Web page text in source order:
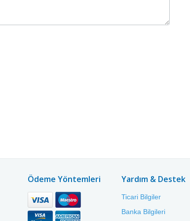
Ödeme Yöntemleri Yardım & Destek
Ticari Bilgiler
Banka Bilgileri